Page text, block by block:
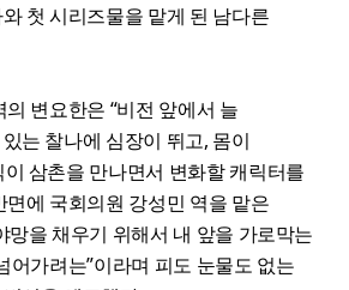
첫 시리즈물을 맡게 된 남다른
변요한은 “비전 앞에서 늘
는 찰나에 심장이 뛰고, 몸이
삼촌을 만나면서 변화할 캐릭터를
면에 국회의원 강성민 역을 맡은
망을 채우기 위해서 내 앞을 가로막는
어가려는”이라며 피도 눈물도 없는